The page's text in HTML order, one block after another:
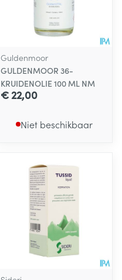
Guldenmoor
GULDENMOOR 36-
KRUIDENOLIE 100 ML NM
€ 22,00
Niet beschikbaar